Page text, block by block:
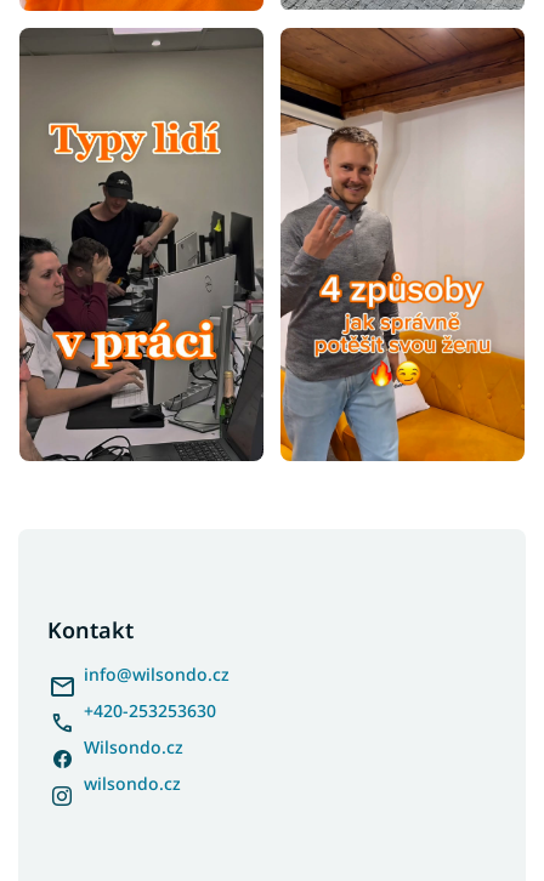
Kontakt
info@wilsondo.cz
+420-253253630
Wilsondo.cz
wilsondo.cz